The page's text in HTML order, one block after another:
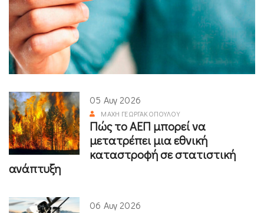
05 Αυγ 2026
ΜΆΧΗ ΓΕΩΡΓΑΚΟΠΟΎΛΟΥ
Πώς το ΑΕΠ μπορεί να
μετατρέπει μια εθνική
καταστροφή σε στατιστική
ανάπτυξη
06 Αυγ 2026